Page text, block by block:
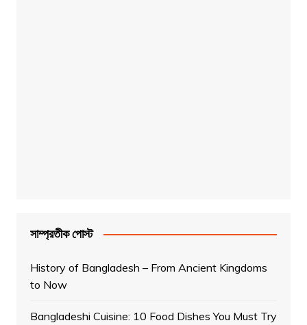
সাম্প্রতীক পোস্ট
History of Bangladesh – From Ancient Kingdoms
to Now
Bangladeshi Cuisine: 10 Food Dishes You Must Try